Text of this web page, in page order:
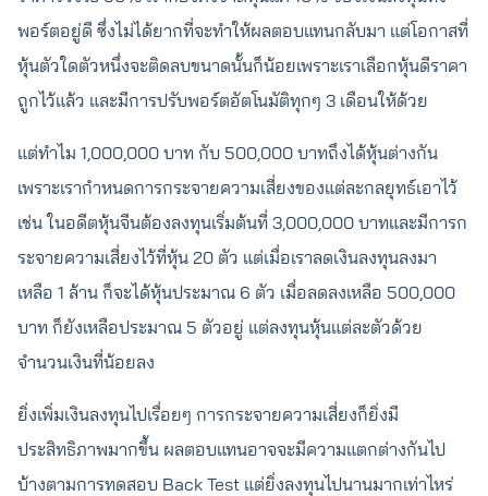
พอร์ตอยู่ดี ซึ่งไม่ได้ยากที่จะทำให้ผลตอบแทนกลับมา แต่โอกาสที่
หุ้นตัวใดตัวหนึ่งจะติดลบขนาดนั้นก็น้อยเพราะเราเลือกหุ้นดีราคา
ถูกไว้แล้ว และมีการปรับพอร์ตอัตโนมัติทุกๆ 3 เดือนให้ด้วย
แต่ทำไม 1,000,000 บาท กับ 500,000 บาทถึงได้หุ้นต่างกัน
เพราะเรากำหนดการกระจายความเสี่ยงของแต่ละกลยุทธ์เอาไว้
เช่น ในอดีตหุ้นจีนต้องลงทุนเริ่มต้นที่ 3,000,000 บาทและมีการก
ระจายความเสี่ยงไว้ที่หุ้น 20 ตัว แต่เมื่อเราลดเงินลงทุนลงมา
เหลือ 1 ล้าน ก็จะได้หุ้นประมาณ 6 ตัว เมื่อลดลงเหลือ 500,000
บาท ก็ยังเหลือประมาณ 5 ตัวอยู่ แต่ลงทุนหุ้นแต่ละตัวด้วย
จำนวนเงินที่น้อยลง
ยิ่งเพิ่มเงินลงทุนไปเรื่อยๆ การกระจายความเสี่ยงก็ยิ่งมี
ประสิทธิภาพมากขึ้น ผลตอบแทนอาจจะมีความแตกต่างกันไป
บ้างตามการทดสอบ Back Test แต่ยิ่งลงทุนไปนานมากเท่าไหร่